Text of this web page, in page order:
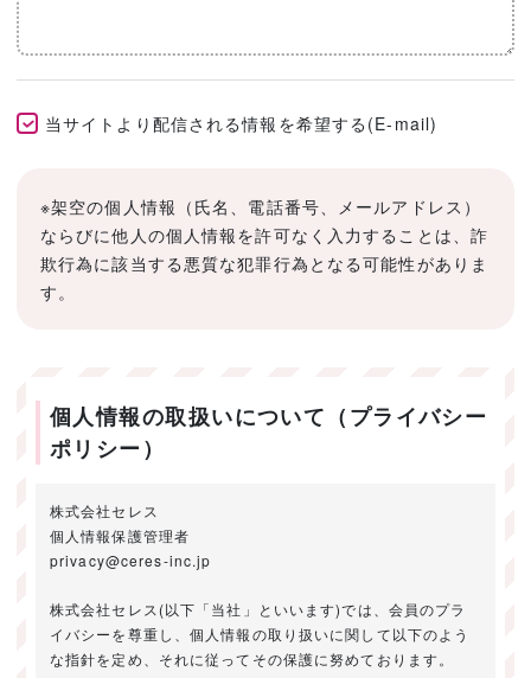
当サイトより配信される情報を希望する(E-mail)
※架空の個人情報（氏名、電話番号、メールアドレス）
ならびに他人の個人情報を許可なく入力することは、詐
欺行為に該当する悪質な犯罪行為となる可能性がありま
す。
個人情報の取扱いについて（プライバシー
ポリシー）
株式会社セレス
個人情報保護管理者
privacy@ceres-inc.jp
株式会社セレス(以下「当社」といいます)では、会員のプラ
イバシーを尊重し、個人情報の取り扱いに関して以下のよう
な指針を定め、それに従ってその保護に努めております。